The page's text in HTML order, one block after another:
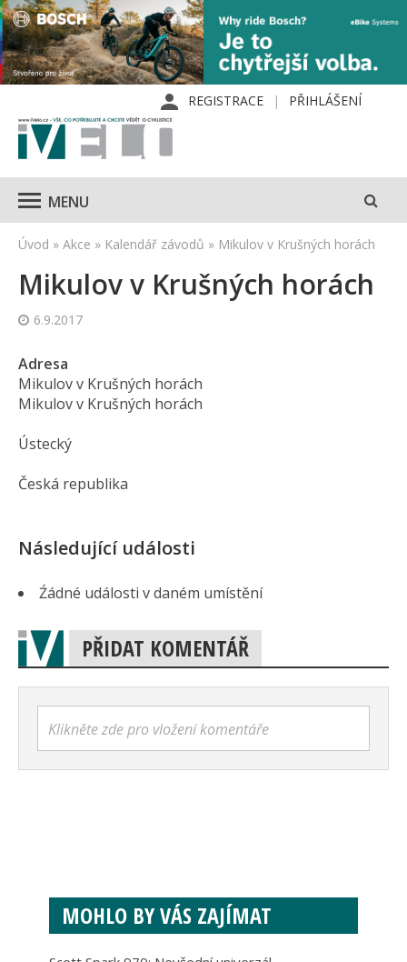
REGISTRACE PŘIHLÁŠENÍ
MENU
Úvod » Akce » Kalendář závodů » Mikulov v Krušných horách
Mikulov v Krušných horách
6.9.2017
Adresa
Mikulov v Krušných horách
Mikulov v Krušných horách
Ústecký
Česká republika
Následující události
Źádné události v daném umístění
PŘIDAT KOMENTÁŘ
Klikněte zde pro vložení komentáře
MOHLO BY VÁS ZAJÍMAT